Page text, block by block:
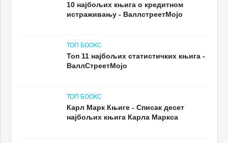
10 најбољих књига о кредитном
истраживању - ВаллстреетМојо
ТОП БООКС
Топ 11 најбољих статистичких књига -
ВаллСтреетМојо
ТОП БООКС
Карл Марк Књиге - Списак десет
најбољих књига Карла Маркса